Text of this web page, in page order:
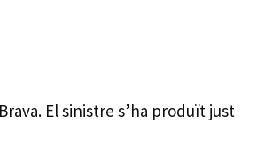
El sinistre s’ha produït just